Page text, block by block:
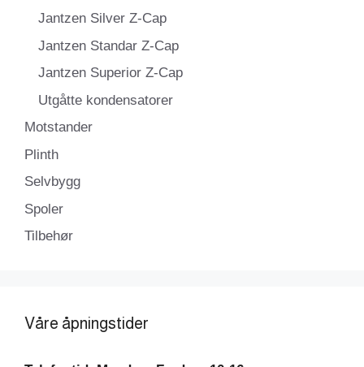
Jantzen Silver Z-Cap
Jantzen Standar Z-Cap
Jantzen Superior Z-Cap
Utgåtte kondensatorer
Motstander
Plinth
Selvbygg
Spoler
Tilbehør
Våre åpningstider